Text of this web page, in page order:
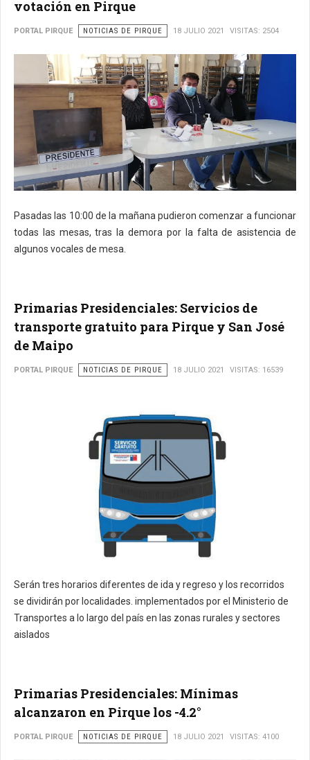
votación en Pirque
PORTAL PIRQUE NOTICIAS DE PIRQUE 18 JULIO 2021 VISITAS: 2504
Pasadas las 10:00 de la mañana pudieron comenzar a funcionar
todas las mesas, tras la demora por la falta de asistencia de
algunos vocales de mesa.
Primarias Presidenciales: Servicios de
transporte gratuito para Pirque y San José
de Maipo
PORTAL PIRQUE NOTICIAS DE PIRQUE 18 JULIO 2021 VISITAS: 16539
Serán tres horarios diferentes de ida y regreso y los recorridos
se dividirán por localidades. implementados por el Ministerio de
Transportes a lo largo del país en las zonas rurales y sectores
aislados
Primarias Presidenciales: Mínimas
alcanzaron en Pirque los -4.2°
PORTAL PIRQUE NOTICIAS DE PIRQUE 18 JULIO 2021 VISITAS: 4100